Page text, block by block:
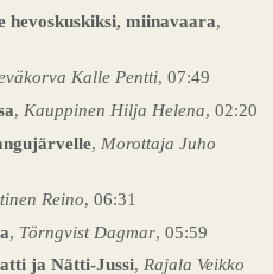
hevoskuskiksi, miinavaara,
Kalle Pentti, 07:49
, Kauppinen Hilja Helena, 02:20
, Morottaja Juho
Reino, 06:31
, Törngvist Dagmar, 05:59
ja Nätti-Jussi, Rajala Veikko